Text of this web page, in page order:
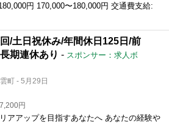
円 170,000〜180,000円 交通費支給:
/土日祝休み/年間休日125日/前
期連休あり - スポンサー：求人ボ
町 - 5月29日
円
アアップを目指すあなたへ あなたの経験や